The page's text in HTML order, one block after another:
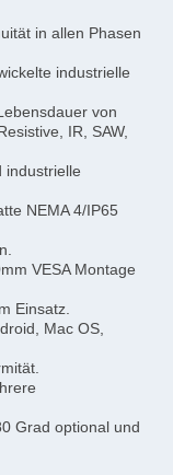
in allen Phasen
industrielle
von
IR, SAW,
industrielle
NEMA 4/IP65
VESA Montage
Einsatz.
Mac OS,
Grad optional und